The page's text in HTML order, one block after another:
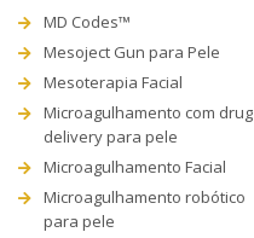
MD Codes™
Mesoject Gun para Pele
Mesoterapia Facial
Microagulhamento com drug
delivery para pele
Microagulhamento Facial
Microagulhamento robótico
para pele